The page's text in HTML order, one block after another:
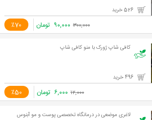
٪70 ۳۰۰,۰۰۰ ۹۰,۰۰۰ تومان
کافی شاپ ژورک با منو کافی شاپ
٪50 ۱۲,۰۰۰ ۶,۰۰۰ تومان
لاغری موضعی در درمانگاه تخصصی پوست و مو آبنوس